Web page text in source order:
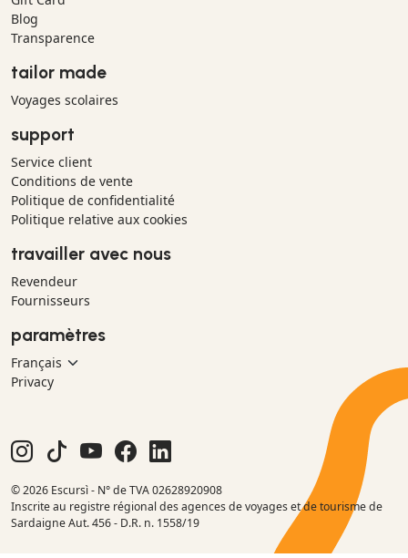
Blog
Transparence
tailor made
Voyages scolaires
support
Service client
Conditions de vente
Politique de confidentialité
Politique relative aux cookies
travailler avec nous
Revendeur
Fournisseurs
paramètres
Privacy
© 2026 Escursì - N° de TVA 02628920908
Inscrite au registre régional des agences de voyages et de tourisme de
Sardaigne Aut. 456 - D.R. n. 1558/19